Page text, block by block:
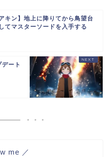
キン】地上に降りてから鳥望台
てマスターソードを入手する
ート
me ／